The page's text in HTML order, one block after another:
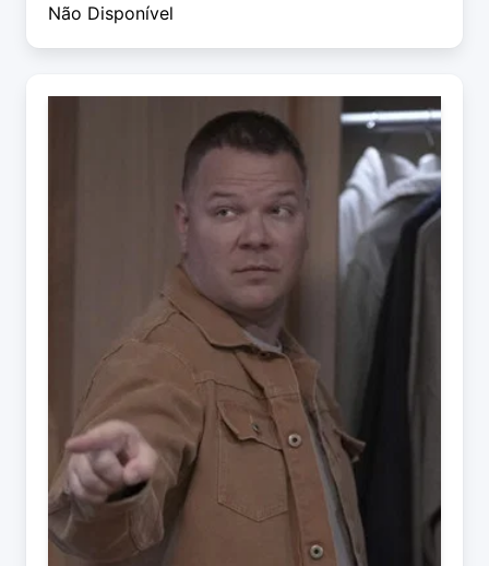
Não Disponível